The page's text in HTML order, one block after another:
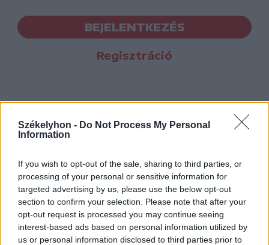
Székelyhon - Do Not Process My Personal
Information
If you wish to opt-out of the sale, sharing to third parties, or
processing of your personal or sensitive information for
targeted advertising by us, please use the below opt-out
section to confirm your selection. Please note that after your
opt-out request is processed you may continue seeing
interest-based ads based on personal information utilized by
us or personal information disclosed to third parties prior to
BEJELENTKEZÉS
Regisztráció
Hasznos
Impresszum